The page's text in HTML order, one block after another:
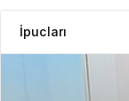
İpucları